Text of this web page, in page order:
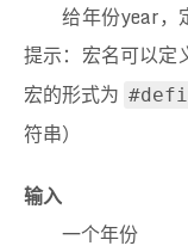
给年份year，定
提示：宏名可以定
宏的形式为
符串）
输入
一个年份